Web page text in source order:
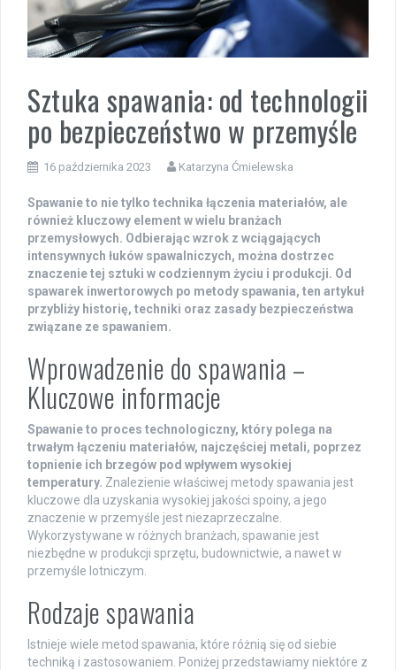
Sztuka spawania: od technologii
po bezpieczeństwo w przemyśle
16 października 2023 Katarzyna Ćmielewska
Spawanie to nie tylko technika łączenia materiałów, ale
również kluczowy element w wielu branżach
przemysłowych. Odbierając wzrok z wciągających
intensywnych łuków spawalniczych, można dostrzec
znaczenie tej sztuki w codziennym życiu i produkcji. Od
spawarek inwertorowych po metody spawania, ten artykuł
przybliży historię, techniki oraz zasady bezpieczeństwa
związane ze spawaniem.
Wprowadzenie do spawania –
Kluczowe informacje
Spawanie to proces technologiczny, który polega na
trwałym łączeniu materiałów, najczęściej metali, poprzez
topnienie ich brzegów pod wpływem wysokiej
temperatury. Znalezienie właściwej metody spawania jest
kluczowe dla uzyskania wysokiej jakości spoiny, a jego
znaczenie w przemyśle jest niezaprzeczalne.
Wykorzystywane w różnych branżach, spawanie jest
niezbędne w produkcji sprzętu, budownictwie, a nawet w
przemyśle lotniczym.
Rodzaje spawania
Istnieje wiele metod spawania, które różnią się od siebie
techniką i zastosowaniem. Poniżej przedstawiamy niektóre z